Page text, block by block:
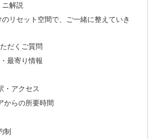
解説
リセット空間で、ご一緒に整えていき
だくご質問
最寄り情報
・アクセス
からの所要時間
制